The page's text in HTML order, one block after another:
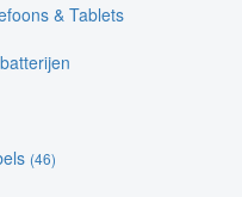
& Tablets
(46)